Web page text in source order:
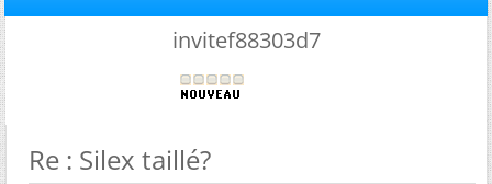
invitef88303d7
Re : Silex taillé?